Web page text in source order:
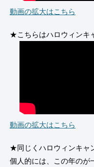
動画の拡大はこちら
★こちらはハロウィンキ
動画の拡大はこちら
★同じくハロウィンキャ
個人的には、この年のが